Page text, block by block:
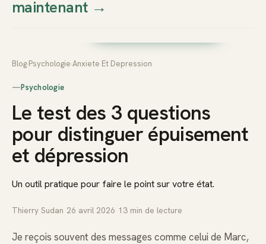
Thierry
Prendre rendez-vous dès
maintenant→
Blog Psychologie Anxiete Et Depression
—Psychologie
Le test des 3 questions
pour distinguer épuisement
et dépression
Un outil pratique pour faire le point sur votre état.
Thierry Sudan 26 avril 2026 13 min de lecture
Je reçois souvent des messages comme celui de Marc,